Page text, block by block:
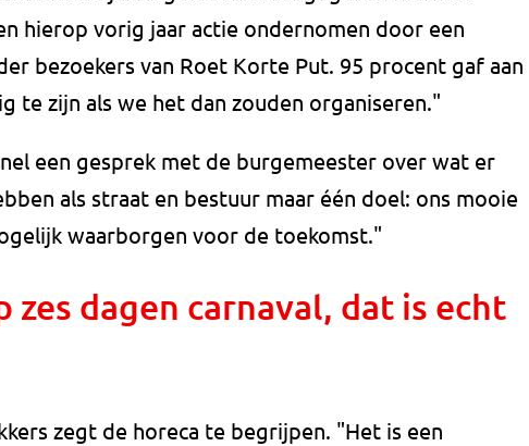
hierop vorig jaar actie ondernomen door een
bezoekers van Roet Korte Put. 95 procent gaf aan
te zijn als we het dan zouden organiseren."
een gesprek met de burgemeester over wat er
als straat en bestuur maar één doel: ons mooie
waarborgen voor de toekomst."
zes dagen carnaval, dat is echt
zegt de horeca te begrijpen. "Het is een